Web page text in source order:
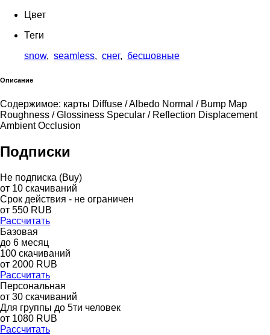
Цвет
Теги
snow, seamless, снег, бесшовные
Описание
Содержимое: карты Diffuse / Albedo Normal / Bump Map
Roughness / Glossiness Specular / Reflection Displacement
Ambient Occlusion
Подписки
Не подписка (Buy)
от 10 скачиваний
Срок действия - не ограничен
от 550 RUB
Рассчитать
Базовая
до 6 месяц
100 скачиваний
от 2000 RUB
Рассчитать
Персональная
от 30 скачиваний
Для группы до 5ти человек
от 1080 RUB
Рассчитать